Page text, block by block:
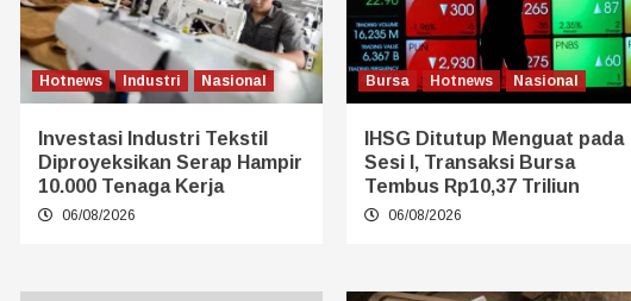
Hotnews Industri Nasional
Investasi Industri Tekstil
Diproyeksikan Serap Hampir
10.000 Tenaga Kerja
06/08/2026
Bursa Hotnews Nasional
IHSG Ditutup Menguat pada
Sesi I, Transaksi Bursa
Tembus Rp10,37 Triliun
06/08/2026